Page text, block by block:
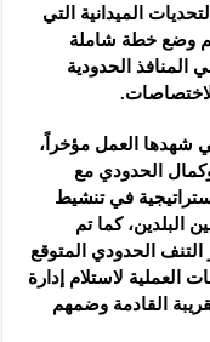
الميدانية التي
تم وضع خطة شاملة
المنافذ الحدودية
شهدها العمل مؤخراً،
الحدودي مع
في تنشيط
البلدين، كما تم
التنف الحدودي المتوقع
العملية لاستلام إدارة
القادمة وضمهم